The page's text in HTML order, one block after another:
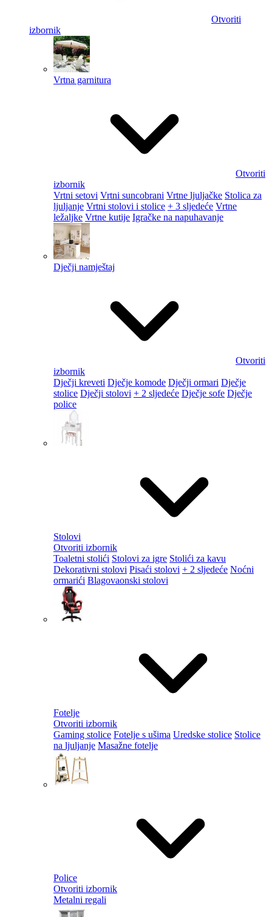
Otvoriti
izbornik
Vrtna garnitura
Otvoriti
izbornik
Vrtni setovi Vrtni suncobrani Vrtne ljuljačke Stolica za
ljuljanje Vrtni stolovi i stolice + 3 sljedeće Vrtne
ležaljke Vrtne kutije Igračke na napuhavanje
Dječji namještaj
Otvoriti
izbornik
Dječji kreveti Dječje komode Dječji ormari Dječje
stolice Dječji stolovi + 2 sljedeće Dječje sofe Dječje
police
Stolovi
Otvoriti izbornik
Toaletni stolići Stolovi za igre Stolići za kavu
Dekorativni stolovi Pisaći stolovi + 2 sljedeće Noćni
ormarići Blagovaonski stolovi
Fotelje
Otvoriti izbornik
Gaming stolice Fotelje s ušima Uredske stolice Stolice
na ljuljanje Masažne fotelje
Police
Otvoriti izbornik
Metalni regali